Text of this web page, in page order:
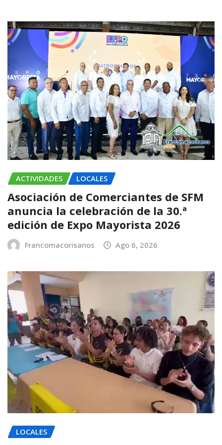
ACTIVIDADES LOCALES
Asociación de Comerciantes de SFM
anuncia la celebración de la 30.ª
edición de Expo Mayorista 2026
Francomacorisanos Ago 6, 2026
LOCALES